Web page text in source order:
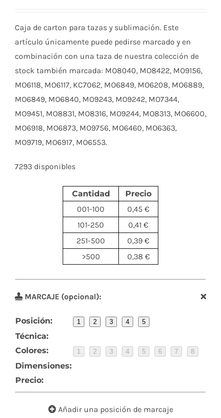
Caja de carton para tazas y sublimación. Este
artículo únicamente puede pedirse marcado y en
combinación con una taza de nuestra colección de
stock también marcada: MO8040, MO8422, MO9156,
MO6118, MO6117, KC7062, MO6849, MO6208, MO6889,
MO6849, MO6840, MO9243, MO9242, MO7344,
MO9451, MO8831, MO8316, MO9244, MO8313, MO6600,
MO6918, MO6873, MO9756, MO6460, MO6363,
MO9719, MO6917, MO6553.
7293 disponibles
Cantidad
Precio
001-100
0,45 €
101-250
0,41 €
251-500
0,39 €
>500
0,38 €
MARCAJE (opcional):
Posición: 1 2 3 4 5
Técnica:
Colores:
1 2 3 4 5 6 7 8
Dimensiones:
Precio:
Añadir una posición de marcaje